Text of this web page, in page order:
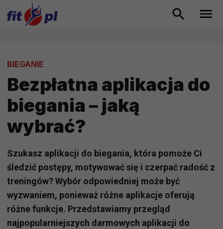
BIEGANIE
Bezpłatna aplikacja do
biegania – jaką
wybrać?
Szukasz aplikacji do biegania, która pomoże Ci
śledzić postępy, motywować się i czerpać radość z
treningów? Wybór odpowiedniej może być
wyzwaniem, ponieważ różne aplikacje oferują
różne funkcje. Przedstawiamy przegląd
najpopularniejszych darmowych aplikacji do